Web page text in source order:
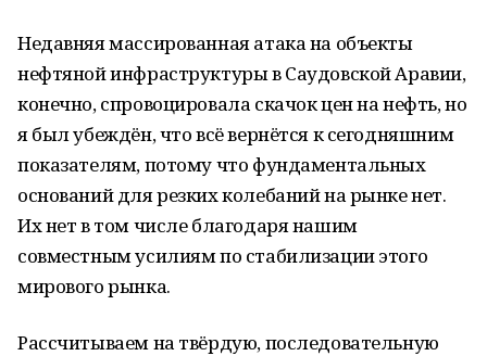
Недавняя массированная атака на объекты
нефтяной инфраструктуры в Саудовской Аравии,
конечно, спровоцировала скачок цен на нефть, но
я был убеждён, что всё вернётся к сегодняшним
показателям, потому что фундаментальных
оснований для резких колебаний на рынке нет.
Их нет в том числе благодаря нашим
совместным усилиям по стабилизации этого
мирового рынка.
Рассчитываем на твёрдую, последовательную